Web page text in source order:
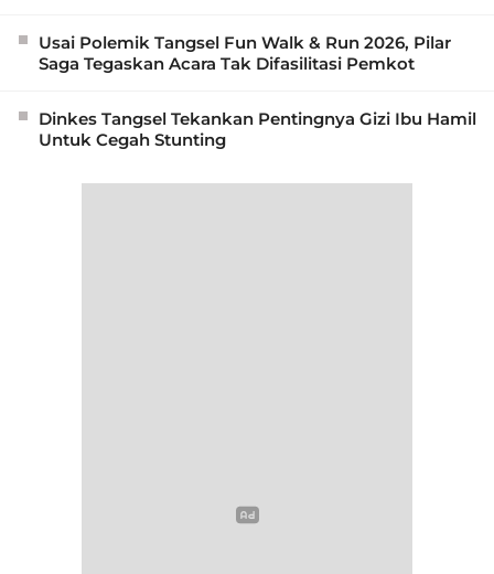
Usai Polemik Tangsel Fun Walk & Run 2026, Pilar
Saga Tegaskan Acara Tak Difasilitasi Pemkot
Dinkes Tangsel Tekankan Pentingnya Gizi Ibu Hamil
Untuk Cegah Stunting